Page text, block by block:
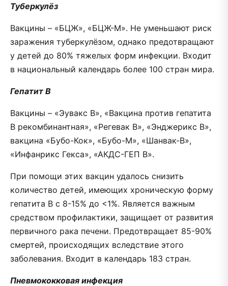
Туберкулёз
Вакцины – «БЦЖ», «БЦЖ-М». Не уменьшают риск
заражения туберкулёзом, однако предотвращают
у детей до 80% тяжелых форм инфекции. Входит
в национальный календарь более 100 стран мира.
Гепатит В
Вакцины – «Эувакс В», «Вакцина против гепатита
В рекомбинантная», «Регевак В», «Энджерикс В»,
вакцина «Бубо-Кок», «Бубо-М», «Шанвак-В»,
«Инфанрикс Гекса», «АКДС-ГЕП В».
При помощи этих вакцин удалось снизить
количество детей, имеющих хроническую форму
гепатита В с 8-15% до <1%. Является важным
средством профилактики, защищает от развития
первичного рака печени. Предотвращает 85-90%
смертей, происходящих вследствие этого
заболевания. Входит в календарь 183 стран.
Пневмококковая инфекция